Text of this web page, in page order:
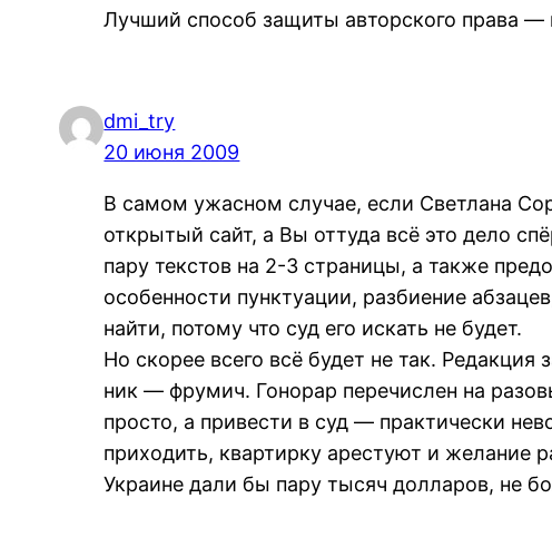
Лучший способ защиты авторского права —
dmi_try
20 июня 2009
В самом ужасном случае, если Светлана
открытый сайт, а Вы оттуда всё это дело
пару текстов на 2-3 страницы, а также
особенности пунктуации, разбиение
найти, потому что суд его искать не будет.
Но скорее всего всё будет не так.
ник — фрумич. Гонорар перечислен на
просто, а привести в суд — практически
приходить, квартирку арестуют и желание
Украине дали бы пару тысяч долларов, не